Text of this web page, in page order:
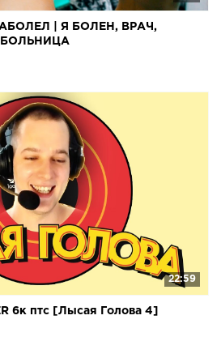
| Я БОЛЕН, ВРАЧ,
22:59
6к птс [Лысая Голова 4]